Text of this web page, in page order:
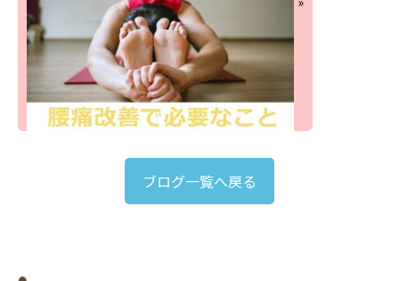
ブログ一覧へ戻る